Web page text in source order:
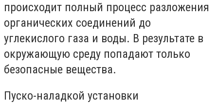
происходит полный процесс разложения
органических соединений до
углекислого газа и воды. В результате в
окружающую среду попадают только
безопасные вещества.
Пуско-наладкой установки